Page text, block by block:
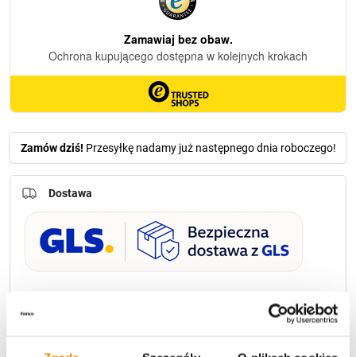
Dostawa
Darmowa dostawa:
Zamów dziś! Przesyłkę nadamy już następnego dnia roboczego!